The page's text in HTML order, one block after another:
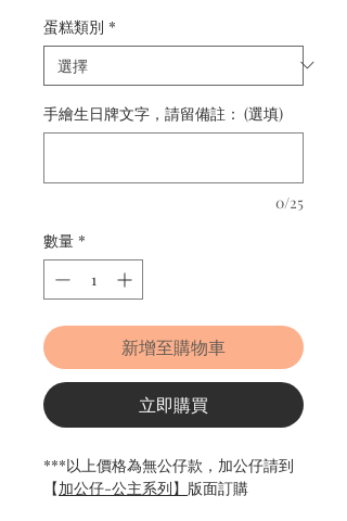
蛋糕類別 *
手繪生日牌文字，請留備註： (選填)
0/25
數量 *
新增至購物車
立即購買
***以上價格為無公仔款，加公仔請到
【加公仔-公主系列】 版面訂購